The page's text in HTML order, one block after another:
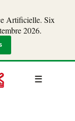
Artificielle. Six
2026.